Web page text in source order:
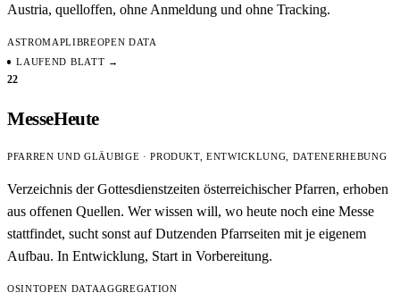
Austria, quelloffen, ohne Anmeldung und ohne Tracking.
ASTROMAPLIBREOPEN DATA
LAUFEND BLATT →
22
MesseHeute
PFARREN UND GLÄUBIGE · PRODUKT, ENTWICKLUNG, DATENERHEBUNG
Verzeichnis der Gottesdienstzeiten österreichischer Pfarren, erhoben
aus offenen Quellen. Wer wissen will, wo heute noch eine Messe
stattfindet, sucht sonst auf Dutzenden Pfarrseiten mit je eigenem
Aufbau. In Entwicklung, Start in Vorbereitung.
OSINTOPEN DATAAGGREGATION